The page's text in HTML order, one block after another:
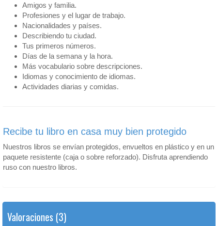
Amigos y familia.
Profesiones y el lugar de trabajo.
Nacionalidades y países.
Describiendo tu ciudad.
Tus primeros números.
Días de la semana y la hora.
Más vocabulario sobre descripciones.
Idiomas y conocimiento de idiomas.
Actividades diarias y comidas.
Recibe tu libro en casa muy bien protegido
Nuestros libros se envían protegidos, envueltos en plástico y en un
paquete resistente (caja o sobre reforzado). Disfruta aprendiendo
ruso con nuestro libros.
Valoraciones (3)